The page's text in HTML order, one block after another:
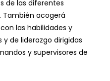
de las diferentes
También acogerá
las habilidades y
de liderazgo dirigidas
y supervisores de